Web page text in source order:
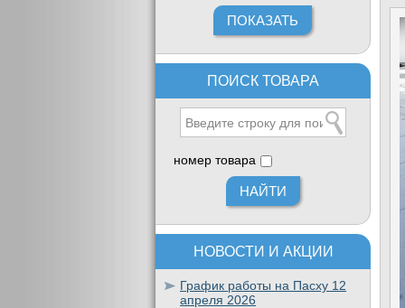
ПОИСК ТОВАРА
номер товара
НОВОСТИ И АКЦИИ
График работы на Пасху 12
апреля 2026